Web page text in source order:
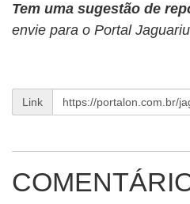
Tem uma sugestão de
envie para o Portal
Link